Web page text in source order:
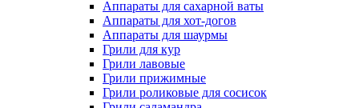
Аппараты для сахарной ваты
Аппараты для хот-догов
Аппараты для шаурмы
Грили для кур
Грили лавовые
Грили прижимные
Грили роликовые для сосисок